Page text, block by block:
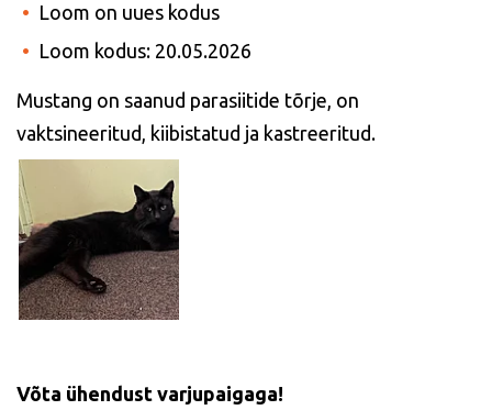
Loom on uues kodus
Loom kodus: 20.05.2026
Mustang on saanud parasiitide tõrje, on
vaktsineeritud, kiibistatud ja kastreeritud.
Võta ühendust varjupaigaga!